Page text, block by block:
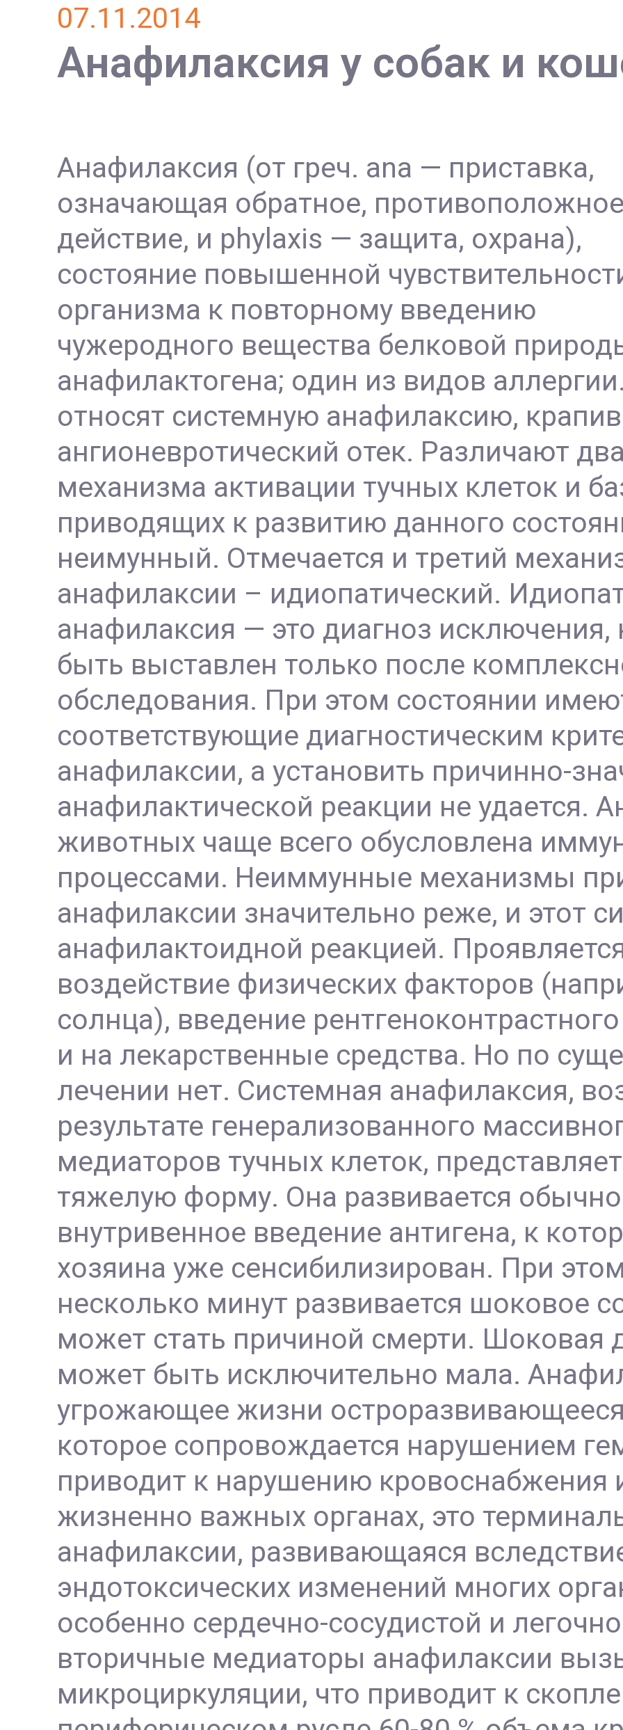
07.11.2014
Анафилаксия у собак и
Анафилаксия (от греч. ana — приставка,
означающая обратное,
действие, и phylaxis — защита, охрана),
состояние повышенной
организма к повторному введению
чужеродного вещества белковой
анафилактогена; один из видов
относят системную анафилаксию,
ангионевротический отек. Различают
механизма активации тучных клеток и
приводящих к развитию данного
неимунный. Отмечается и третий
анафилаксии – идиопатический.
анафилаксия — это диагноз
быть выставлен только после
обследования. При этом состоянии
соответствующие диагностическим
анафилаксии, а установить причинно-
анафилактической реакции не удается.
животных чаще всего обусловлена
процессами. Неиммунные механизмы
анафилаксии значительно реже, и этот
анафилактоидной реакцией.
воздействие физических факторов
солнца), введение
и на лекарственные средства. Но по
лечении нет. Системная анафилаксия,
результате генерализованного
медиаторов тучных клеток,
тяжелую форму. Она развивается
внутривенное введение антигена, к
хозяина уже сенсибилизирован. При
несколько минут развивается шоковое
может стать причиной смерти. Шоковая
может быть исключительно мала.
угрожающее жизни
которое сопровождается нарушением
приводит к нарушению кровоснабжения
жизненно важных органах, это
анафилаксии, развивающаяся
эндотоксических изменений многих
особенно сердечно-сосудистой и
вторичные медиаторы анафилаксии
микроциркуляции, что приводит к